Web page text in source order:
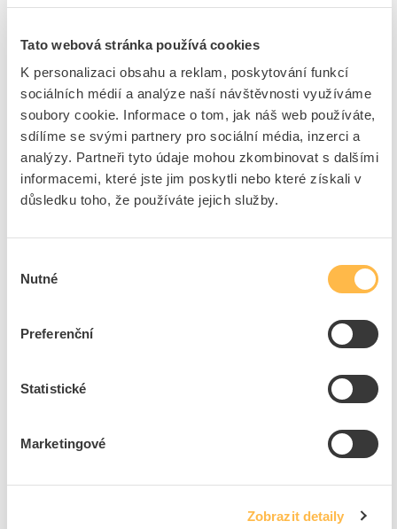
Tato webová stránka používá cookies
K personalizaci obsahu a reklam, poskytování funkcí
sociálních médií a analýze naší návštěvnosti využíváme
soubory cookie. Informace o tom, jak náš web používáte,
sdílíme se svými partnery pro sociální média, inzerci a
analýzy. Partneři tyto údaje mohou zkombinovat s dalšími
informacemi, které jste jim poskytli nebo které získali v
důsledku toho, že používáte jejich služby.
souhlasu
Nutné
Preferenční
Statistické
Marketingové
Zobrazit detaily
K objednání
5 dní 54 ks
ETELEC Páska izolační 15/10m PVC bílá
Kód ELFETEX
11.116.594
Kód výrobce
1099057
EAN